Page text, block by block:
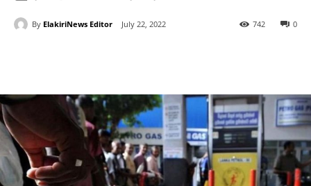
By ElakiriNews Editor July 22, 2022 0
742